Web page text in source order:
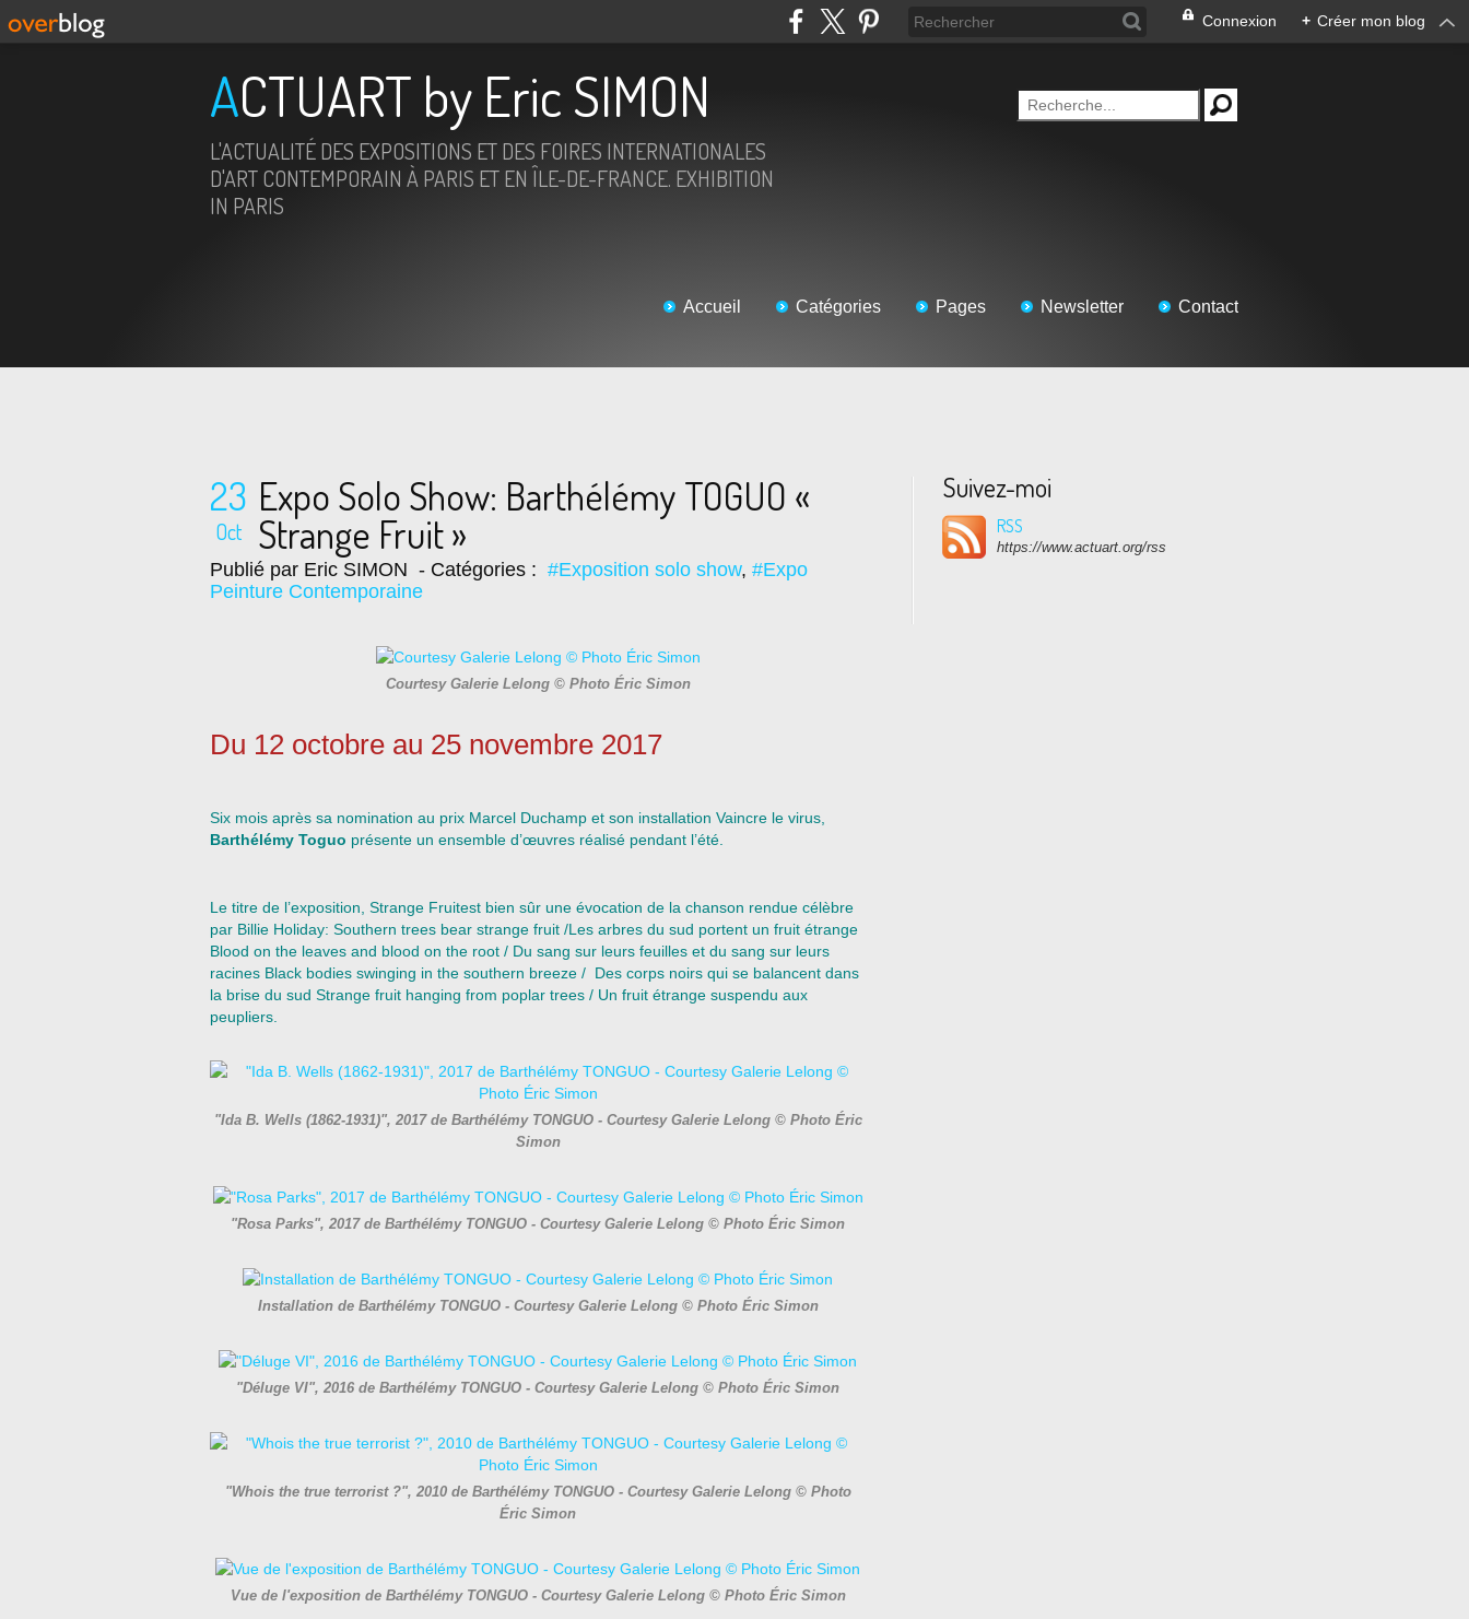
Connexion + Créer mon blog
ACTUART by Eric SIMON
L'ACTUALITÉ DES EXPOSITIONS ET DES FOIRES INTERNATIONALES
D'ART CONTEMPORAIN À PARIS ET EN ÎLE-DE-FRANCE. EXHIBITION
IN PARIS
Accueil Catégories Pages Newsletter Contact
23
Oct
Expo Solo Show: Barthélémy TOGUO «
Strange Fruit »
Publié par Eric SIMON - Catégories : #Exposition solo show, #Expo
Peinture Contemporaine
Courtesy Galerie Lelong © Photo Éric Simon
Du 12 octobre au 25 novembre 2017
Six mois après sa nomination au prix Marcel Duchamp et son installation Vaincre le virus,
Barthélémy Toguo présente un ensemble d’œuvres réalisé pendant l’été.
Le titre de l’exposition, Strange Fruitest bien sûr une évocation de la chanson rendue célèbre
par Billie Holiday: Southern trees bear strange fruit /Les arbres du sud portent un fruit étrange
Blood on the leaves and blood on the root / Du sang sur leurs feuilles et du sang sur leurs
racines Black bodies swinging in the southern breeze / Des corps noirs qui se balancent dans
la brise du sud Strange fruit hanging from poplar trees / Un fruit étrange suspendu aux
peupliers.
"Ida B. Wells (1862-1931)", 2017 de Barthélémy TONGUO - Courtesy Galerie Lelong © Photo Éric
Simon
"Rosa Parks", 2017 de Barthélémy TONGUO - Courtesy Galerie Lelong © Photo Éric Simon
Installation de Barthélémy TONGUO - Courtesy Galerie Lelong © Photo Éric Simon
"Déluge VI", 2016 de Barthélémy TONGUO - Courtesy Galerie Lelong © Photo Éric Simon
"Whois the true terrorist ?", 2010 de Barthélémy TONGUO - Courtesy Galerie Lelong © Photo
Éric Simon
Vue de l'exposition de Barthélémy TONGUO - Courtesy Galerie Lelong © Photo Éric Simon
Suivez-moi
RSS
https://www.actuart.org/rss